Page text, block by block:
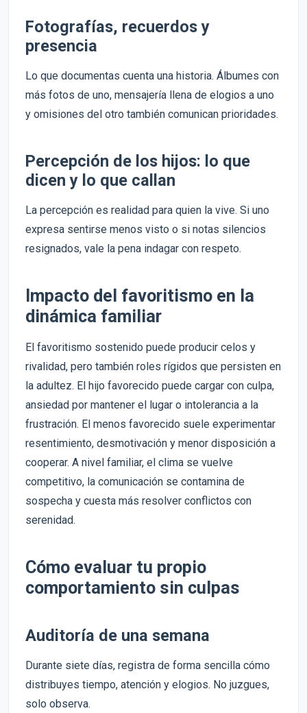
Fotografías, recuerdos y
presencia
Lo que documentas cuenta una historia. Álbumes con
más fotos de uno, mensajería llena de elogios a uno
y omisiones del otro también comunican prioridades.
Percepción de los hijos: lo que
dicen y lo que callan
La percepción es realidad para quien la vive. Si uno
expresa sentirse menos visto o si notas silencios
resignados, vale la pena indagar con respeto.
Impacto del favoritismo en la
dinámica familiar
El favoritismo sostenido puede producir celos y
rivalidad, pero también roles rígidos que persisten en
la adultez. El hijo favorecido puede cargar con culpa,
ansiedad por mantener el lugar o intolerancia a la
frustración. El menos favorecido suele experimentar
resentimiento, desmotivación y menor disposición a
cooperar. A nivel familiar, el clima se vuelve
competitivo, la comunicación se contamina de
sospecha y cuesta más resolver conflictos con
serenidad.
Cómo evaluar tu propio
comportamiento sin culpas
Auditoría de una semana
Durante siete días, registra de forma sencilla cómo
distribuyes tiempo, atención y elogios. No juzgues,
solo observa.